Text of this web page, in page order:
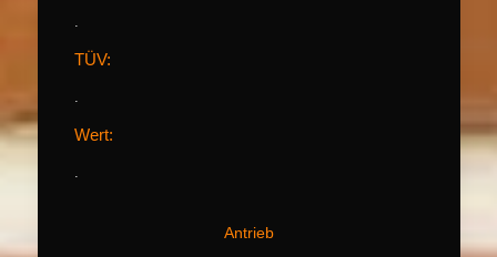
.
TÜV:
.
Wert:
.
Antrieb